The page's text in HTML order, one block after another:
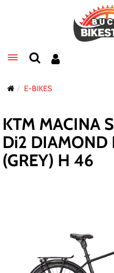
Toggle navigation
E-BIKES
KTM MACINA
Di2 DIAMOND
(GREY) H 46